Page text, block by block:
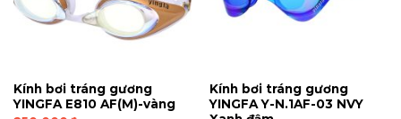
Kính bơi tráng gương
YINGFA E810 AF(M)-vàng
Kính bơi tráng gương
YINGFA Y-N.1AF-03 NVY